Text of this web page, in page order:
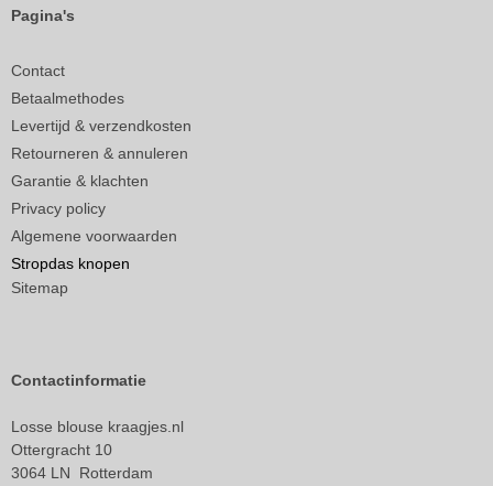
Pagina's
Contact
Betaalmethodes
Levertijd & verzendkosten
Retourneren & annuleren
Garantie & klachten
Privacy policy
Algemene voorwaarden
Stropdas knopen
Sitemap
Contactinformatie
Losse blouse kraagjes.nl
Ottergracht 10
3064 LN Rotterdam